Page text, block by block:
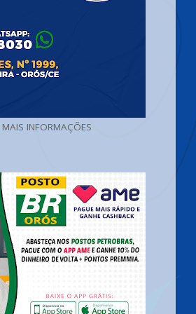
INFORMAÇÕES